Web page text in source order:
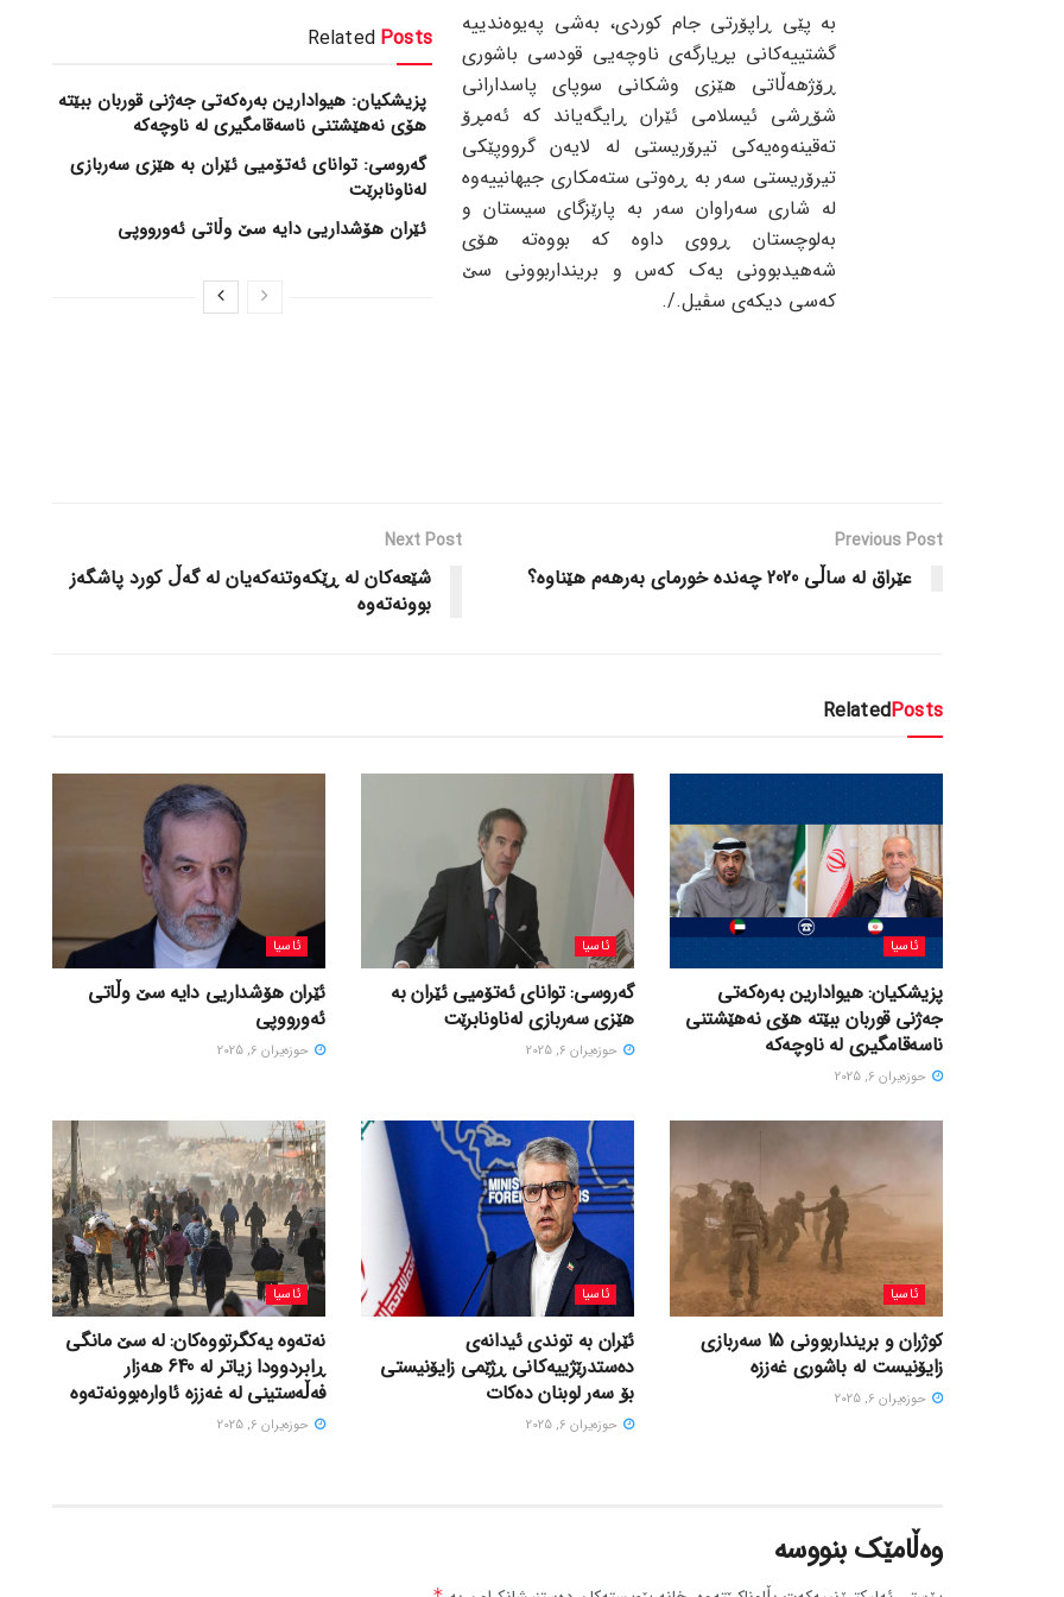
Related Posts
پزیشکیان: هیوادارین بەرەکەتی جەژنی قوربان ببێتە
هۆی نەهێشتنی ناسەقامگیری لە ناوچەکە
گەروسی: توانای ئەتۆمیی ئێران بە هێزی سەربازی
لەناونابرێت
ئێران هۆشداریی دایە سێ وڵاتی ئەورووپی
بە پێی ڕاپۆرتی جام کوردی، بەشی پەیوەندییە
گشتییەکانی بڕیارگەی ناوچەیی قودسی باشوری
ڕۆژهەڵاتی هێزی وشکانی سوپای پاسدارانی
شۆڕشی ئیسلامی ئێران ڕایگەیاند کە ئەمڕۆ
تەقینەوەیەکی تیرۆریستی لە لایەن گرووپێکی
تیرۆریستی سەر بە ڕەوتی ستەمکاری جیهانییەوە
لە شاری سەراوان سەر بە پارێزگای سیستان و
بەلوچستان ڕووی داوە کە بووەتە هۆی
شەهیدبوونی یەک کەس و برینداربوونی سێ
کەسی دیکەی سڤیل./.
Previous Post
عێراق لە ساڵی 2020 چەندە خورمای بەرهەم هێناوە؟
Next Post
شێعەکان لە ڕێکەوتنەکەیان لە گەڵ کورد پاشگەز
بوونەتەوە
RelatedPosts
ئاسیا
پزیشکیان: هیوادارین بەرەکەتی
جەژنی قوربان ببێتە هۆی نەهێشتنی
ناسەقامگیری لە ناوچەکە
حوزه‌یران 6, 2025
ئاسیا
گەروسی: توانای ئەتۆمیی ئێران بە
هێزی سەربازی لەناونابرێت
حوزه‌یران 6, 2025
ئاسیا
ئێران هۆشداریی دایە سێ وڵاتی
ئەورووپی
حوزه‌یران 6, 2025
ئاسیا
کوژران و برینداربوونی 15 سەربازی
زایۆنیست لە باشوری غەززە
حوزه‌یران 6, 2025
ئاسیا
ئێران بە توندی ئیدانەی
دەستدرێژییەکانی ڕژێمی زایۆنیستی
بۆ سەر لوبنان دەکات
حوزه‌یران 6, 2025
ئاسیا
نەتەوە یەکگرتووەکان: لە سێ مانگی
ڕابردوودا زیاتر لە 640 هەزار
فەڵەستینی لە غەززە ئاوارەبوونەتەوە
حوزه‌یران 6, 2025
وەڵامێک بنووسە